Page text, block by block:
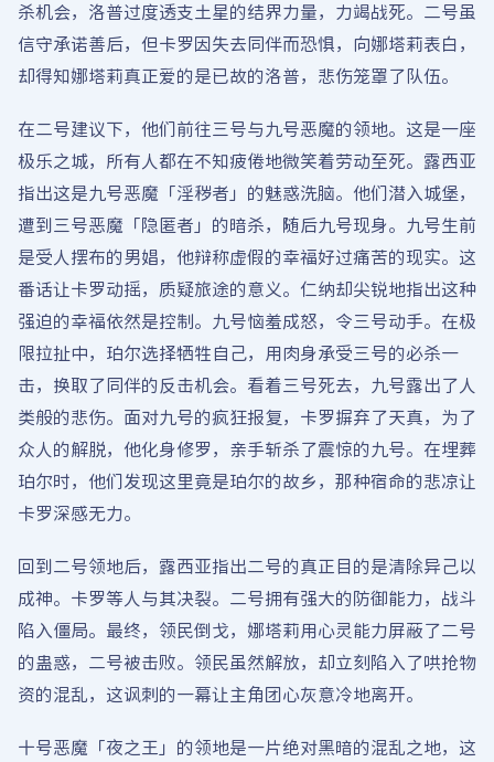
杀机会，洛普过度透支土星的结界力量，力竭战死。二号虽
信守承诺善后，但卡罗因失去同伴而恐惧，向娜塔莉表白，
却得知娜塔莉真正爱的是已故的洛普，悲伤笼罩了队伍。
在二号建议下，他们前往三号与九号恶魔的领地。这是一座
极乐之城，所有人都在不知疲倦地微笑着劳动至死。露西亚
指出这是九号恶魔「淫秽者」的魅惑洗脑。他们潜入城堡，
遭到三号恶魔「隐匿者」的暗杀，随后九号现身。九号生前
是受人摆布的男娼，他辩称虚假的幸福好过痛苦的现实。这
番话让卡罗动摇，质疑旅途的意义。仁纳却尖锐地指出这种
强迫的幸福依然是控制。九号恼羞成怒，令三号动手。在极
限拉扯中，珀尔选择牺牲自己，用肉身承受三号的必杀一
击，换取了同伴的反击机会。看着三号死去，九号露出了人
类般的悲伤。面对九号的疯狂报复，卡罗摒弃了天真，为了
众人的解脱，他化身修罗，亲手斩杀了震惊的九号。在埋葬
珀尔时，他们发现这里竟是珀尔的故乡，那种宿命的悲凉让
卡罗深感无力。
回到二号领地后，露西亚指出二号的真正目的是清除异己以
成神。卡罗等人与其决裂。二号拥有强大的防御能力，战斗
陷入僵局。最终，领民倒戈，娜塔莉用心灵能力屏蔽了二号
的蛊惑，二号被击败。领民虽然解放，却立刻陷入了哄抢物
资的混乱，这讽刺的一幕让主角团心灰意冷地离开。
十号恶魔「夜之王」的领地是一片绝对黑暗的混乱之地，这